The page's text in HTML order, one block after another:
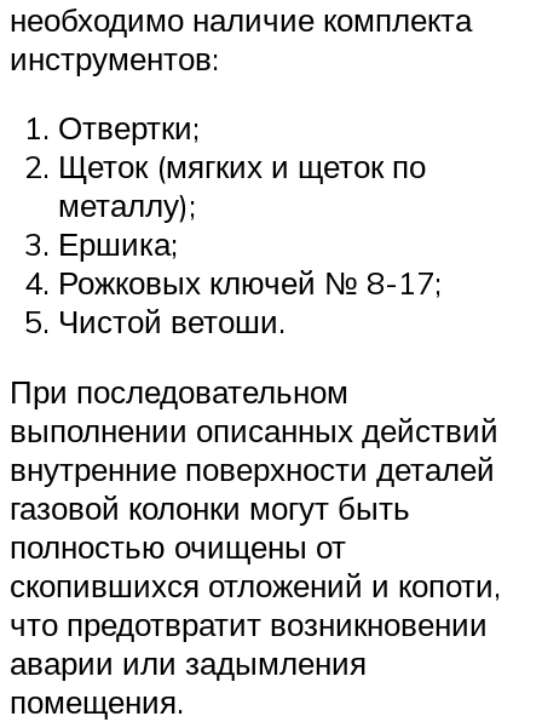
необходимо наличие комплекта
инструментов:
Отвертки;
Щеток (мягких и щеток по
металлу);
Ершика;
Рожковых ключей № 8-17;
Чистой ветоши.
При последовательном
выполнении описанных действий
внутренние поверхности деталей
газовой колонки могут быть
полностью очищены от
скопившихся отложений и копоти,
что предотвратит возникновении
аварии или задымления
помещения.